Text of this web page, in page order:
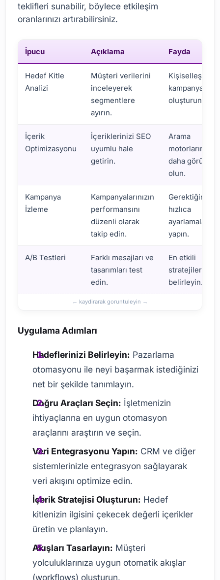
teklifleri sunabilir, böylece etkileşim
oranlarınızı artırabilirsiniz.
İpucu Açıklama Fayda
Hedef Kitle
Analizi
Müşteri verilerini
inceleyerek
segmentlere
ayırın.
kampanyalar
oluşturun.
İçerik
Optimizasyonu
İçeriklerinizi SEO
uyumlu hale
getirin.
Arama
motorlarında
daha görünür
olun.
Kampanya
İzleme
Kampanyalarınızın
performansını
düzenli olarak
takip edin.
Gerektiğinde
hızlıca
ayarlamalar
yapın.
A/B Testleri
Farklı mesajları ve
tasarımları test
edin.
En etkili
stratejileri
belirleyin.
Uygulama Adımları
Hedeflerinizi Belirleyin: Pazarlama
otomasyonu ile neyi başarmak istediğinizi
net bir şekilde tanımlayın.
Doğru Araçları Seçin: İşletmenizin
ihtiyaçlarına en uygun otomasyon
araçlarını araştırın ve seçin.
Veri Entegrasyonu Yapın: CRM ve diğer
sistemlerinizle entegrasyon sağlayarak
veri akışını optimize edin.
İçerik Stratejisi Oluşturun: Hedef
kitlenizin ilgisini çekecek değerli içerikler
üretin ve planlayın.
Akışları Tasarlayın: Müşteri
yolculuklarınıza uygun otomatik akışlar
(workflows) oluşturun.